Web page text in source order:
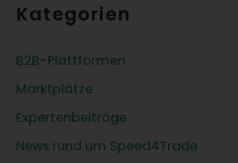
e
n
a
c
h
Kategorien
B2B-Plattformen
Marktplätze
Expertenbeiträge
News rund um Speed4Trade